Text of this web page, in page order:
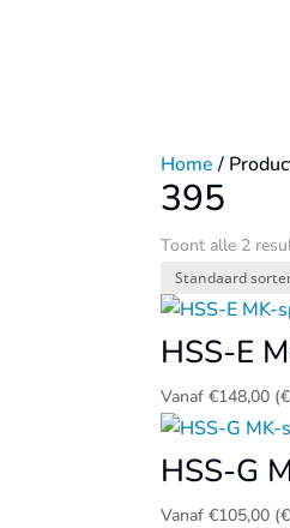
Home/
395
Toont alle 2
HSS-E
Vanaf €148,00 (€
HSS-G
Vanaf €105,00 (€